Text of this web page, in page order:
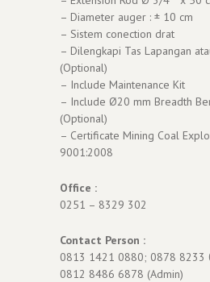
– Diameter auger : ± 10 cm
– Sistem conection drat
– Dilengkapi Tas Lapangan
(Optional)
– Include Maintenance Kit
– Include Ø20 mm Breadth
(Optional)
– Certificate Mining Coal
9001:2008
Office :
0251 – 8329 302
Contact Person :
0813 1421 0880; 0878 8233
0812 8486 6878 (Admin)